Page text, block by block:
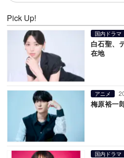
Pick Up!
国内ドラマ
白石聖、
在地
アニメ
梅原裕一
国内ドラマ